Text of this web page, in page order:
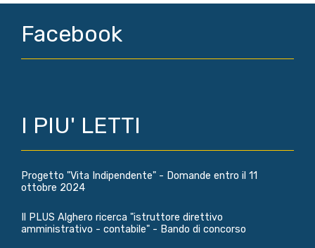
Facebook
I PIU' LETTI
Progetto "Vita Indipendente" - Domande entro il 11
ottobre 2024
Il PLUS Alghero ricerca "istruttore direttivo
amministrativo - contabile" - Bando di concorso